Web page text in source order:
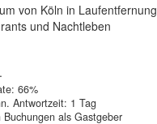
von Köln in Laufentfernung
und Nachtleben
66%
Antwortzeit: 1 Tag
Buchungen als Gastgeber